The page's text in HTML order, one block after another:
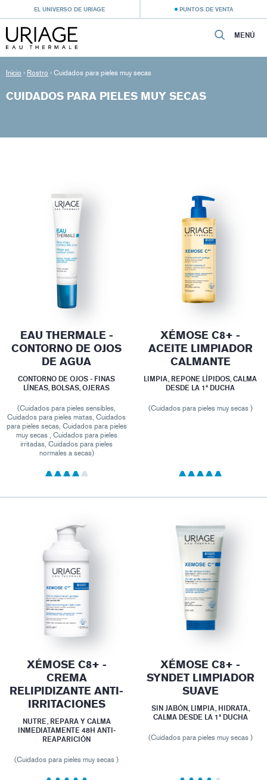
EL UNIVERSO DE URIAGE PUNTOS DE VENTA
MENÚ
Inicio › Rostro › Cuidados para pieles muy secas
CUIDADOS PARA PIELES MUY SECAS
EAU THERMALE -
CONTORNO DE OJOS
DE AGUA
CONTORNO DE OJOS - FINAS
LÍNEAS, BOLSAS, OJERAS
(Cuidados para pieles sensibles,
Cuidados para pieles mixtas, Cuidados
para pieles secas, Cuidados para pieles
muy secas , Cuidados para pieles
irritadas, Cuidados para pieles
normales a secas)
XÉMOSE C8+ -
ACEITE LIMPIADOR
CALMANTE
LIMPIA, REPONE LÍPIDOS, CALMA
DESDE LA 1ª DUCHA
(Cuidados para pieles muy secas )
XÉMOSE C8+ -
CREMA
RELIPIDIZANTE ANTI-
IRRITACIONES
NUTRE, REPARA Y CALMA
INMEDIATAMENTE 48H ANTI-
REAPARICIÓN
(Cuidados para pieles muy secas )
XÉMOSE C8+ -
SYNDET LIMPIADOR
SUAVE
SIN JABÓN, LIMPIA, HIDRATA,
CALMA DESDE LA 1ª DUCHA
(Cuidados para pieles muy secas )